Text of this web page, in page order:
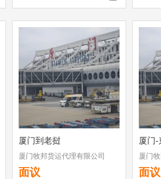
厦门到老挝
厦门牧邦货运代理有限公司
面议
厦门-
厦门
面议